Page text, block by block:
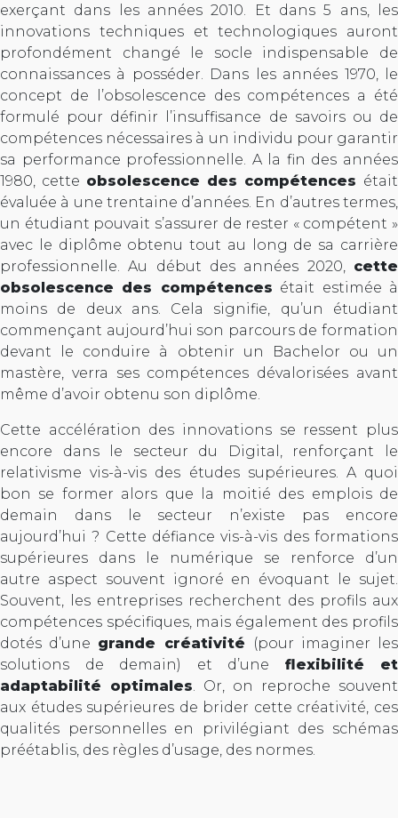
exerçant dans les années 2010. Et dans 5 ans, les
innovations techniques et technologiques auront
profondément changé le socle indispensable de
connaissances à posséder. Dans les années 1970, le
concept de l’obsolescence des compétences a été
formulé pour définir l’insuffisance de savoirs ou de
compétences nécessaires à un individu pour garantir
sa performance professionnelle. A la fin des années
1980, cette obsolescence des compétences était
évaluée à une trentaine d’années. En d’autres termes,
un étudiant pouvait s’assurer de rester « compétent »
avec le diplôme obtenu tout au long de sa carrière
professionnelle. Au début des années 2020, cette
obsolescence des compétences était estimée à
moins de deux ans. Cela signifie, qu’un étudiant
commençant aujourd’hui son parcours de formation
devant le conduire à obtenir un Bachelor ou un
mastère, verra ses compétences dévalorisées avant
même d’avoir obtenu son diplôme.
Cette accélération des innovations se ressent plus
encore dans le secteur du Digital, renforçant le
relativisme vis-à-vis des études supérieures. A quoi
bon se former alors que la moitié des emplois de
demain dans le secteur n’existe pas encore
aujourd’hui ? Cette défiance vis-à-vis des formations
supérieures dans le numérique se renforce d’un
autre aspect souvent ignoré en évoquant le sujet.
Souvent, les entreprises recherchent des profils aux
compétences spécifiques, mais également des profils
dotés d’une grande créativité
(pour imaginer les
solutions de demain) et d’une flexibilité et
adaptabilité optimales. Or, on reproche souvent
aux études supérieures de brider cette créativité, ces
qualités personnelles en privilégiant des schémas
préétablis, des règles d’usage, des normes.